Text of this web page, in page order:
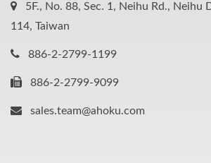
5F., No. 88, Sec. 1, Neihu Rd., Neihu
114, Taiwan
886-2-2799-1199
886-2-2799-9099
sales.team@ahoku.com